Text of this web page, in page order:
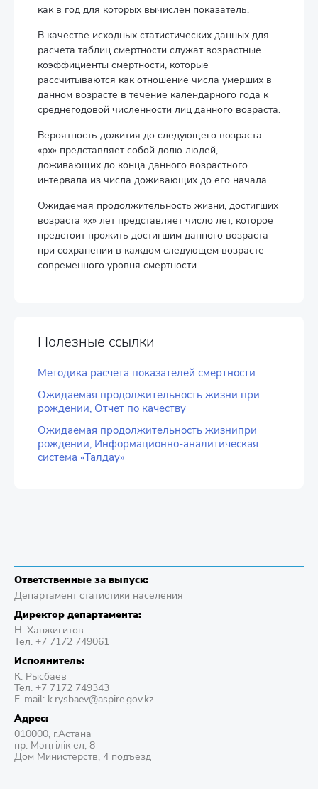
как в год для которых вычислен показатель.
В качестве исходных статистических данных для
расчета таблиц смертности служат возрастные
коэффициенты смертности, которые
рассчитываются как отношение числа умерших в
данном возрасте в течение календарного года к
среднегодовой численности лиц данного возраста.
Вероятность дожития до следующего возраста
«px» представляет собой долю людей,
доживающих до конца данного возрастного
интервала из числа доживающих до его начала.
Ожидаемая продолжительность жизни, достигших
возраста «х» лет представляет число лет, которое
предстоит прожить достигшим данного возраста
при сохранении в каждом следующем возрасте
современного уровня смертности.
Полезные ссылки
Методика расчета показателей смертности
Ожидаемая продолжительность жизни при
рождении, Отчет по качеству
Ожидаемая продолжительность жизнипри
рождении, Информационно-аналитическая
система «Талдау»
Ответственные за выпуск:
Департамент статистики населения
Директор департамента:
Н. Ханжигитов
Тел. +7 7172 749061
Исполнитель:
К. Рысбаев
Тел. +7 7172 749343
E-mail: k.rysbaev@aspire.gov.kz
Адрес:
010000, г.Астана
пр. Мәңгілік ел, 8
Дом Министерств, 4 подъезд